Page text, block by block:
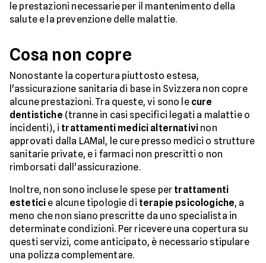
le prestazioni necessarie per il mantenimento della
salute e la prevenzione delle malattie.
Cosa non copre
Nonostante la copertura piuttosto estesa,
l'assicurazione sanitaria di base in Svizzera non copre
alcune prestazioni. Tra queste, vi sono le cure
dentistiche (tranne in casi specifici legati a malattie o
incidenti), i trattamenti medici alternativi non
approvati dalla LAMal, le cure presso medici o strutture
sanitarie private, e i farmaci non prescritti o non
rimborsati dall'assicurazione.
Inoltre, non sono incluse le spese per trattamenti
estetici e alcune tipologie di terapie psicologiche, a
meno che non siano prescritte da uno specialista in
determinate condizioni. Per ricevere una copertura su
questi servizi, come anticipato, è necessario stipulare
una polizza complementare.